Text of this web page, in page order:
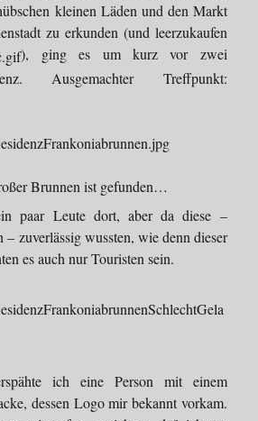
kleinen Läden und den Markt
zu erkunden (und leerzukaufen
), ging es um kurz vor zwei
Ausgemachter Treffpunkt:
Brunnen ist gefunden…
paar Leute dort, aber da diese –
– zuverlässig wussten, wie denn dieser
es auch nur Touristen sein.
ich eine Person mit einem
dessen Logo mir bekannt vorkam.